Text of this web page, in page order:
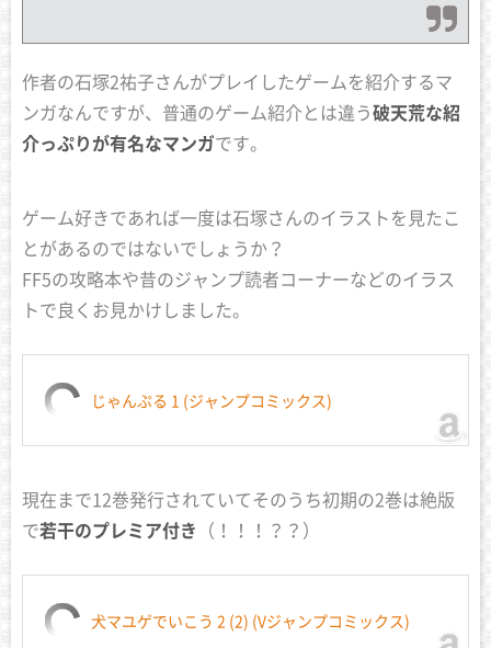
作者の石塚2祐子さんがプレイしたゲームを紹介するマ
ンガなんですが、普通のゲーム紹介とは違う破天荒な紹
介っぷりが有名なマンガです。
ゲーム好きであれば一度は石塚さんのイラストを見たこ
とがあるのではないでしょうか？
FF5の攻略本や昔のジャンプ読者コーナーなどのイラス
トで良くお見かけしました。
じゃんぷる 1 (ジャンプコミックス)
現在まで12巻発行されていてそのうち初期の2巻は絶版
で若干のプレミア付き （！！！？？）
犬マユゲでいこう 2 (2) (Vジャンプコミックス)